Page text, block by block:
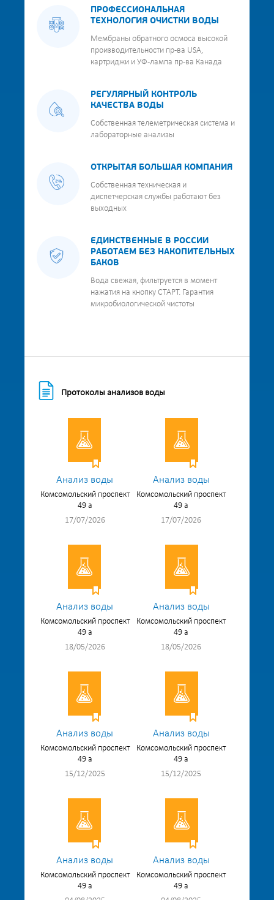
ПРОФЕССИОНАЛЬНАЯ
ТЕХНОЛОГИЯ ОЧИСТКИ ВОДЫ
Мембраны обратного осмоса высокой
производительности пр-ва USA,
картриджи и УФ-лампа пр-ва Канада
РЕГУЛЯРНЫЙ КОНТРОЛЬ
КАЧЕСТВА ВОДЫ
Собственная телеметрическая система и
лабораторные анализы
ОТКРЫТАЯ БОЛЬШАЯ КОМПАНИЯ
Собственная техническая и
диспетчерская службы работают без
выходных
ЕДИНСТВЕННЫЕ В РОССИИ
РАБОТАЕМ БЕЗ НАКОПИТЕЛЬНЫХ
БАКОВ
Вода свежая, фильтруется в момент
нажатия на кнопку СТАРТ. Гарантия
микробиологической чистоты
Протоколы анализов воды
Анализ воды
Комсомольский проспект
49 а
17/07/2026
Анализ воды
Комсомольский проспект
49 а
17/07/2026
Анализ воды
Комсомольский проспект
49 а
18/05/2026
Анализ воды
Комсомольский проспект
49 а
18/05/2026
Анализ воды
Комсомольский проспект
49 а
15/12/2025
Анализ воды
Комсомольский проспект
49 а
15/12/2025
Анализ воды
Комсомольский проспект
49 а
Анализ воды
Комсомольский проспект
49 а